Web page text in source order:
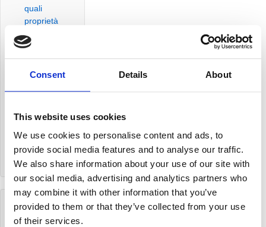
Consent Details About
This website uses cookies
We use cookies to personalise content and ads, to
provide social media features and to analyse our traffic.
We also share information about your use of our site with
our social media, advertising and analytics partners who
may combine it with other information that you’ve
provided to them or that they’ve collected from your use
of their services.
quali
proprietà
hanno
Ricette
con la
soia
vegetali
e come
assumerle
Archives